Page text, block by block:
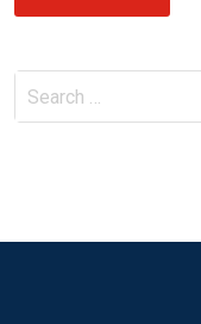
Search
for: